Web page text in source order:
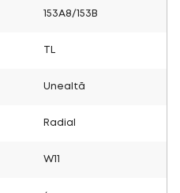
153A8/153B
Unealtă
Radial
W11